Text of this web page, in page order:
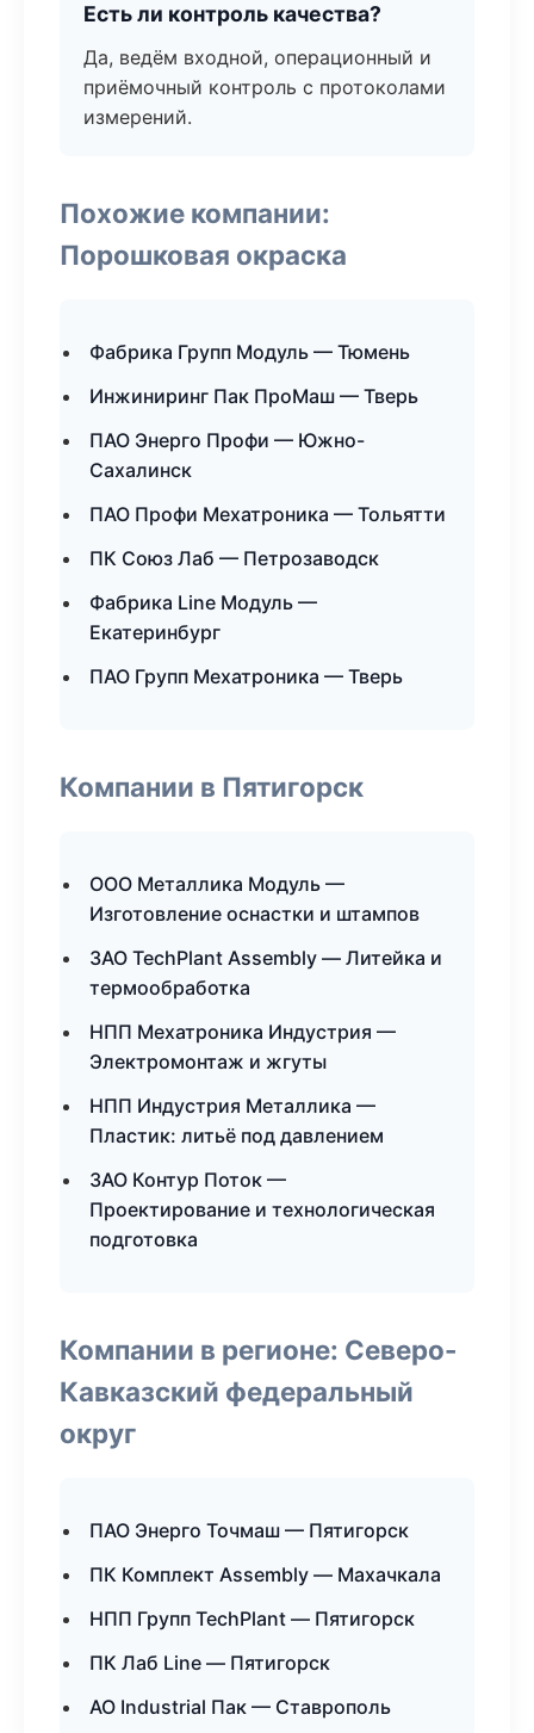
Есть ли контроль качества?
Да, ведём входной, операционный и
приёмочный контроль с протоколами
измерений.
Похожие компании:
Порошковая окраска
Фабрика Групп Модуль — Тюмень
Инжиниринг Пак ПроМаш — Тверь
ПАО Энерго Профи — Южно-
Сахалинск
ПАО Профи Мехатроника — Тольятти
ПК Союз Лаб — Петрозаводск
Фабрика Line Модуль —
Екатеринбург
ПАО Групп Мехатроника — Тверь
Компании в Пятигорск
ООО Металлика Модуль —
Изготовление оснастки и штампов
ЗАО TechPlant Assembly — Литейка и
термообработка
НПП Мехатроника Индустрия —
Электромонтаж и жгуты
НПП Индустрия Металлика —
Пластик: литьё под давлением
ЗАО Контур Поток —
Проектирование и технологическая
подготовка
Компании в регионе: Северо-
Кавказский федеральный
округ
ПАО Энерго Точмаш — Пятигорск
ПК Комплект Assembly — Махачкала
НПП Групп TechPlant — Пятигорск
ПК Лаб Line — Пятигорск
АО Industrial Пак — Ставрополь